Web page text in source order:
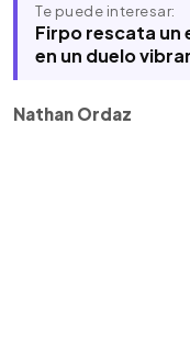
Te puede interesar:
Firpo rescata un
en un duelo
Nathan Ordaz